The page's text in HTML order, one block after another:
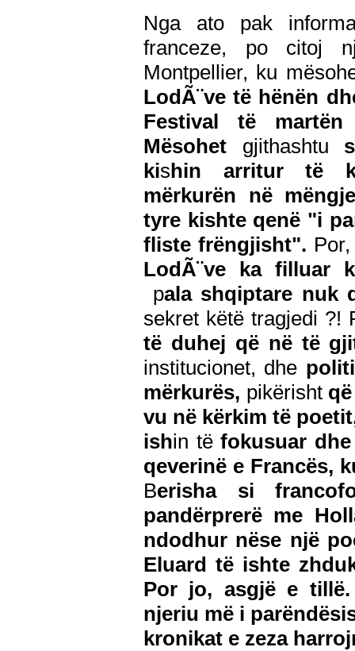
Nga ato pak
franceze, po citoj
Montpellier, ku
LodÃ¨ve të hënën
Festival të
Mësohet gjithashtu
kishin arritur të
mërkurën në
tyre kishte qenë "i
fliste frëngjisht".
LodÃ¨ve ka filluar
pala shqiptare nuk
sekret këtë tragjedi
të duhej që në të
institucionet, dhe
mërkurës, pikërisht
vu në kërkim të
ishin tëfokusuar dhe
qeverinë e Francës,
Berisha si
pandërprerë me
ndodhur nëse një
Eluard të ishte
Por jo, asgjë e
njeriu më i
kronikat e zeza